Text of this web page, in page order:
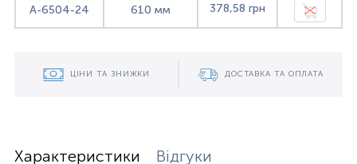
A-6504-24 610 мм 378,58 грн
ЦІНИ ТА ЗНИЖКИ ДОСТАВКА ТА ОПЛАТА
Характеристики Відгуки